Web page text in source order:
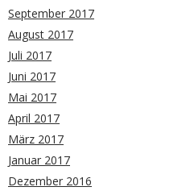
September 2017
August 2017
Juli 2017
Juni 2017
Mai 2017
April 2017
März 2017
Januar 2017
Dezember 2016